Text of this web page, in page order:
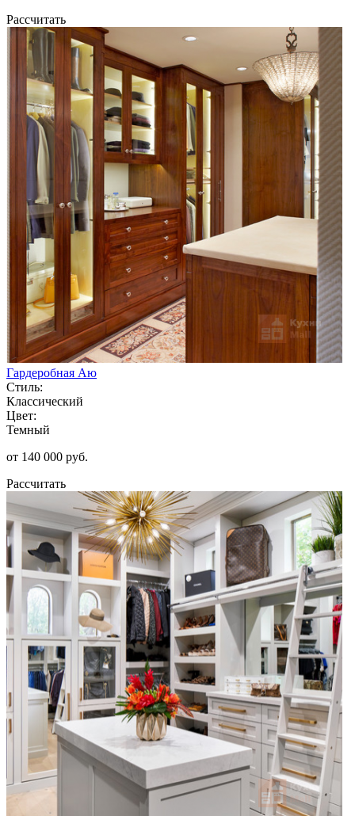
Рассчитать
Гардеробная Аю
Стиль:
Классический
Цвет:
Темный
от 140 000 руб.
Рассчитать